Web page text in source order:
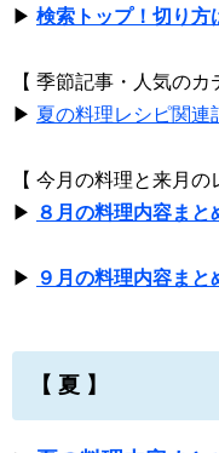
▶ 検索トップ！切り方
【 季節記事・人気のカ
▶ 夏の料理レシピ関連
【 今月の料理と来月の
▶ ８月の料理内容まと
▶ ９月の料理内容まと
【 夏 】